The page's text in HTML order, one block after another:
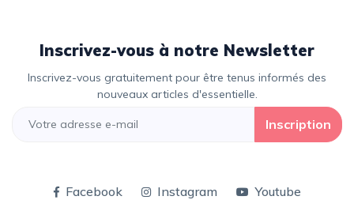
Inscrivez-vous à notre Newsletter
Inscrivez-vous gratuitement pour être tenus informés des
nouveaux articles d'essentielle.
Inscription
Facebook Instagram Youtube